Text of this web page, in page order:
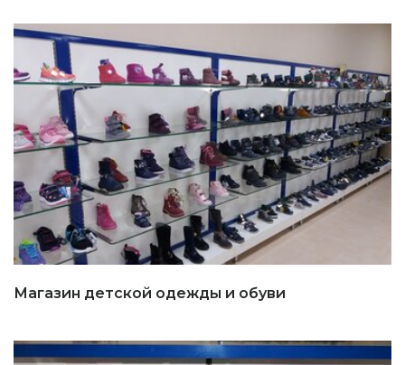
Магазин детской одежды и обуви